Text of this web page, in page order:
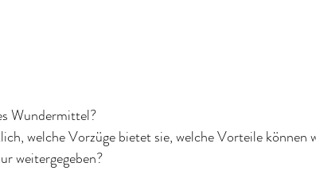
Wundermittel?
welche Vorzüge bietet sie, welche Vorteile können
weitergegeben?